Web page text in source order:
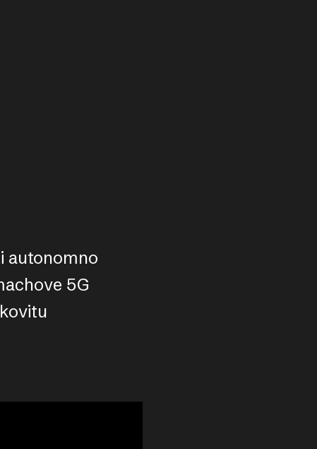
autonomno
5G